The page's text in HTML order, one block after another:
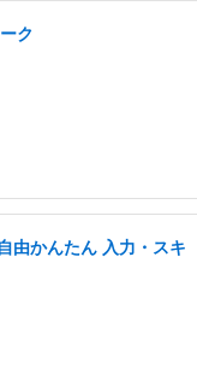
ク
由かんたん 入力・スキ